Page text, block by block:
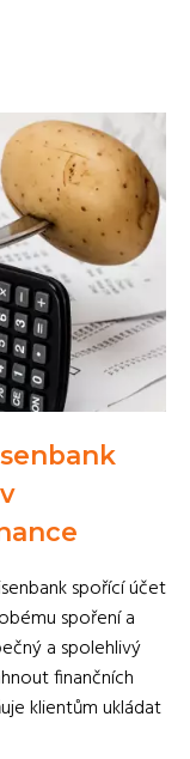
spořící účet
spoření a
a spolehlivý
finančních
klientům ukládat